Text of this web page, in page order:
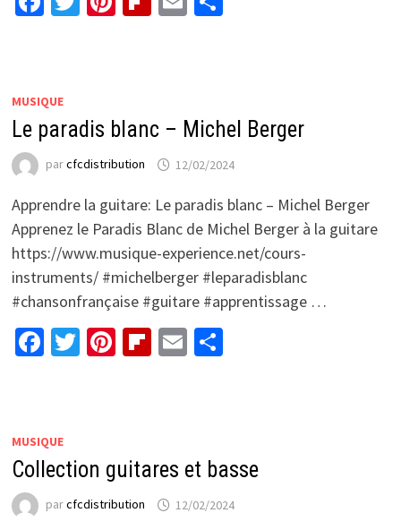
MUSIQUE
Le paradis blanc – Michel Berger
parcfcdistribution 12/02/2024
Apprendre la guitare: Le paradis blanc – Michel Berger
Apprenez le Paradis Blanc de Michel Berger à la guitare
https://www.musique-experience.net/cours-
instruments/ #michelberger #leparadisblanc
#chansonfrançaise #guitare #apprentissage …
Facebook
Twitter
Pinterest
Flipboard
EmailPartager
MUSIQUE
Collection guitares et basse
parcfcdistribution 12/02/2024